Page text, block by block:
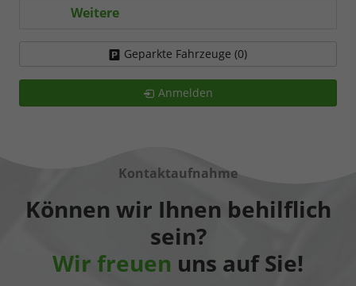
Weitere
Geparkte Fahrzeuge (0)
Anmelden
Kontaktaufnahme
Können wir Ihnen behilflich
sein?
Wir freuen uns auf Sie!